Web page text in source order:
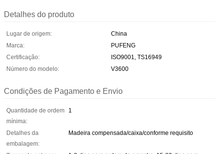
Detalhes do produto
Lugar de origem:
China
Marca:
PUFENG
Certificação:
ISO9001, TS16949
Número do modelo:
V3600
Condições de Pagamento e Envio
Quantidade de ordem
mínima:
1
Detalhes da
embalagem:
Madeira compensada/caixa/conforme requisito